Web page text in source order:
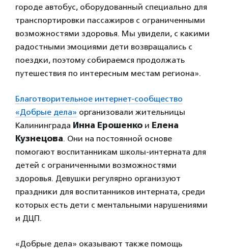
городе автобус, оборудованный специально для
транспортировки пассажиров с ограниченными
возможностями здоровья. Мы увидели, с какими
радостными эмоциями дети возвращались с
поездки, поэтому собираемся продолжать
путешествия по интересным местам региона».
Благотворительное интернет-сообщество
«Добрые дела» организовали жительницы
Калининграда Инна Ерошенко и Елена
Кузнецова. Они на постоянной основе
помогают воспитанникам школы-интерната для
детей с ограниченными возможностями
здоровья. Девушки регулярно организуют
праздники для воспитанников интерната, среди
которых есть дети с ментальными нарушениями
и ДЦП.
«Добрые дела» оказывают также помощь